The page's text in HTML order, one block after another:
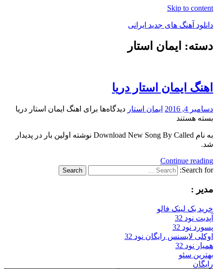
Skip to content
دانلود آهنگ های جدید ایرانی
دانلود
دسته: ایمان استار
اهنگ ایمان استار دریا
دسامبر 4, 2016 ایمان استار دیدگاه‌ها برای اهنگ ایمان استار دریا
بسته هستند
به نام Download New Song By Called نوشته اولین بار در پدیدار
شد.
Continue reading
Search for:
Search
مدیر :
خرید بک لینک فالو
آپدیت نود 32
پسورد نود 32
اوکلی لایسنس رایگان نود 32
همیار نود 32
بهترین سئو
رایگان